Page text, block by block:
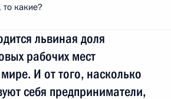
то какие?
львиная доля
рабочих мест
И от того, насколько
себя предприниматели,